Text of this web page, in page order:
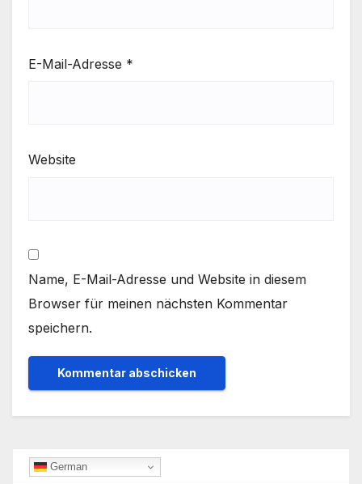
E-Mail-Adresse *
Website
Name, E-Mail-Adresse und Website in diesem
Browser für meinen nächsten Kommentar
speichern.
German